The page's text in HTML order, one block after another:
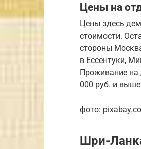
Цены на
Цены здесь
стоимости.
стороны
в Ессентуки,
Проживание на
000 руб. и
фото:
Шри-